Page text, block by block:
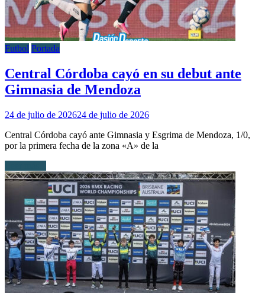
Futbol Portada
Central Córdoba cayó en su debut ante
Gimnasia de Mendoza
24 de julio de 202624 de julio de 2026
Central Córdoba cayó ante Gimnasia y Esgrima de Mendoza, 1/0,
por la primera fecha de la zona «A» de la